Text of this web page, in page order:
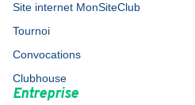
Site internet MonSiteClub
Tournoi
Convocations
Clubhouse
Entreprise